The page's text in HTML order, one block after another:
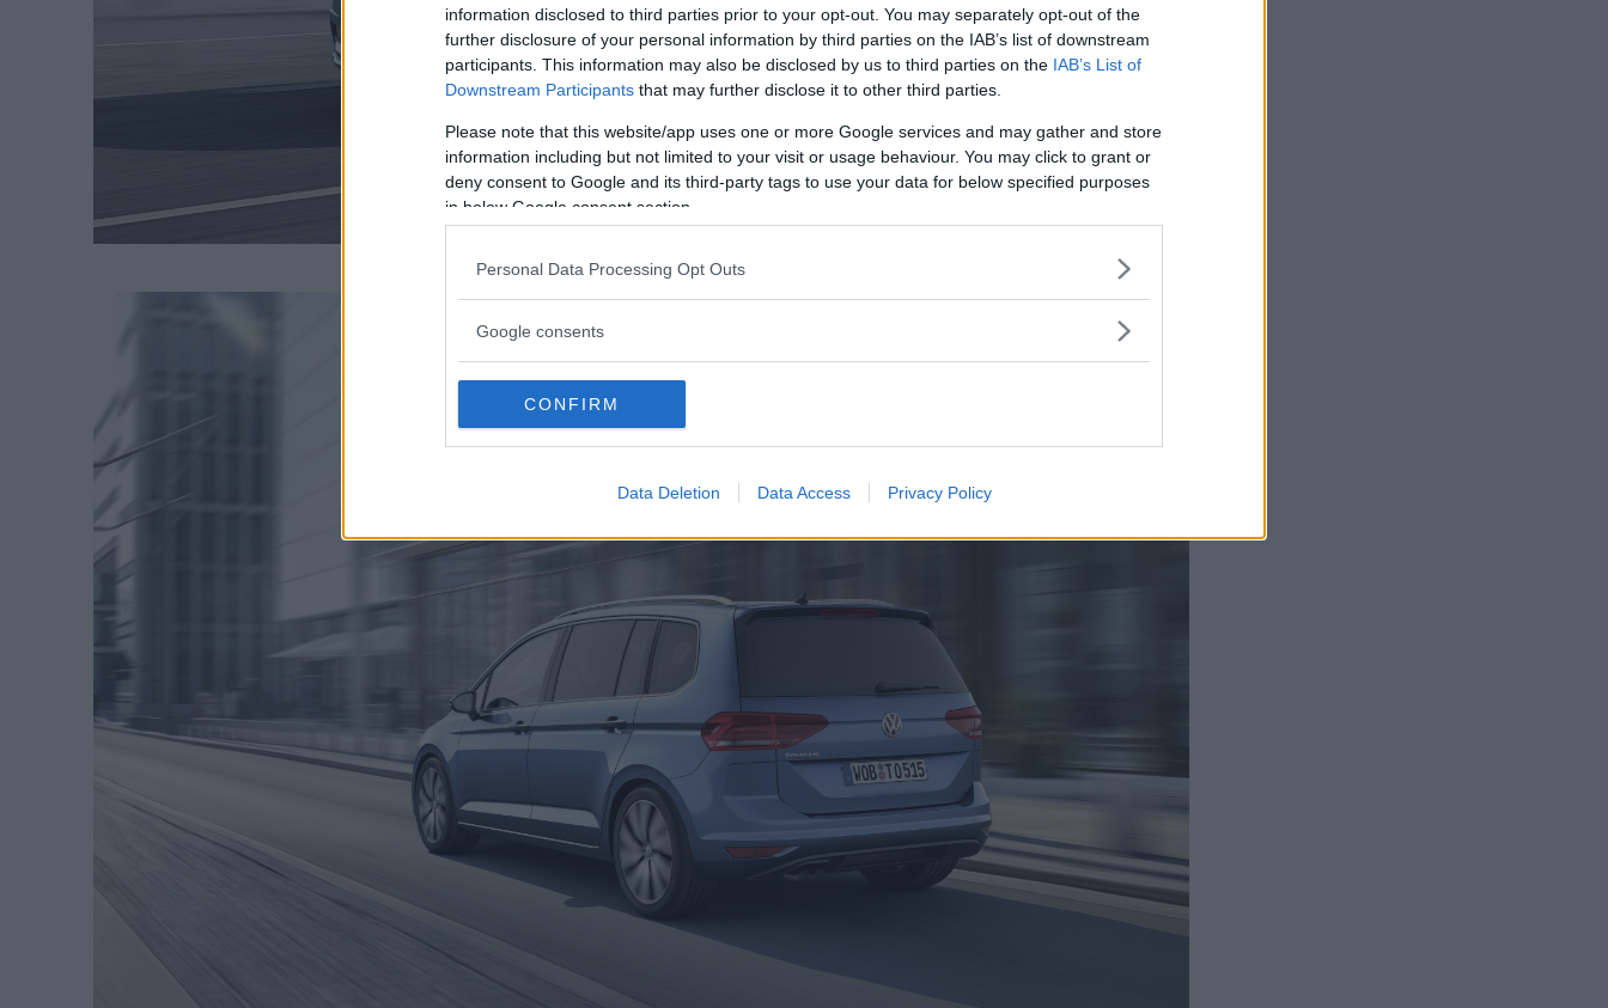
information disclosed to third parties prior to your opt-out. You may separately opt-out of the
further disclosure of your personal information by third parties on the IAB’s list of downstream
participants. This information may also be disclosed by us to third parties on the IAB’s List of
Downstream Participants that may further disclose it to other third parties.
Please note that this website/app uses one or more Google services and may gather and store
information including but not limited to your visit or usage behaviour. You may click to grant or
deny consent to Google and its third-party tags to use your data for below specified purposes
in below Google consent section.
Personal Data Processing Opt Outs
Google consents
CONFIRM
Data Deletion Data Access Privacy Policy